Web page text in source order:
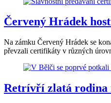
Červený Hrádek
Na zámku Červený Hrádek se
převzali certifikáty v různých
Retrívří zlatá rodina